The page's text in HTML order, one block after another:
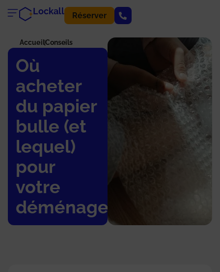
Lockall Réserver
Où
acheter
du papier
bulle (et
lequel)
pour
votre
déménagement ?
AccueilConseils